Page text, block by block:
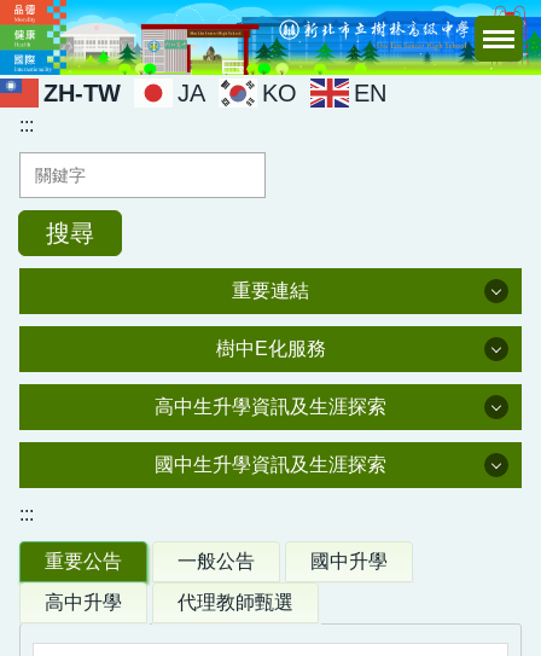
跳
到
主
要
內
區
ZH-TW JA KO EN
:::
搜尋
重要連結
重要連結
新北市單一認證入口網
全國教師在職進修資訊網
樹中教職員T帳號登入
樹中E化服務
樹中E化服務
場地預約及載具借用
電腦設備報修系統
高中生升學資訊及生涯探索
高中生升學資訊及生涯探索
升學資訊公告
高中升大學校內報考系統
國中生升學資訊及生涯探索
114年基北區免試入學
新生入學(國七)
:::
重要公告 一般公告
國中升學
高中升學
代理教師甄選